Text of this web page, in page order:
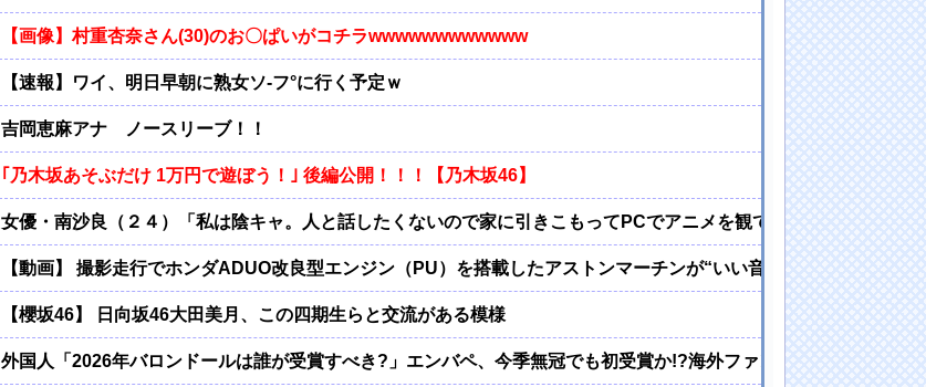
【画像】村重杏奈さん(30)のお〇ぱいがコチラwwwwwwwwwwww
【速報】ワイ、明日早朝に熟女ソ-フ°に行く予定ｗ
吉岡恵麻アナ ノースリーブ！！
｢乃木坂あそぶだけ 1万円で遊ぼう！｣ 後編公開！！！【乃木坂46】
女優・南沙良（２４）「私は陰キャ。人と話したくないので家に引きこもってPCでアニメを観ていたい」
【動画】 撮影走行でホンダADUO改良型エンジン（PU）を搭載したアストンマーチンが“いい音”と話題に
【櫻坂46】 日向坂46大田美月、この四期生らと交流がある模様
外国人「2026年バロンドールは誰が受賞すべき?」エンバペ、今季無冠でも初受賞か!?海外ファンが考える本命とは